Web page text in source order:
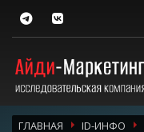
ГЛАВНАЯ ID-ИНФО